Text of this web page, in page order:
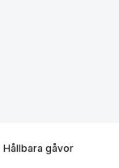
Hållbara gåvor